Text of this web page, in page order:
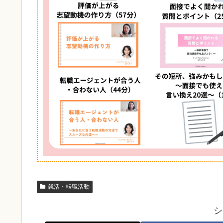
就活・転職活動